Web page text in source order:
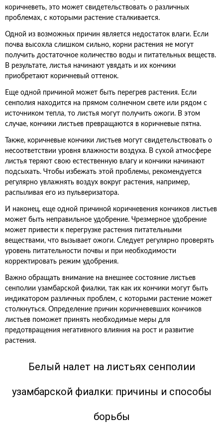
коричневеть, это может свидетельствовать о различных
проблемах, с которыми растение сталкивается.
Одной из возможных причин является недостаток влаги. Если
почва высохла слишком сильно, корни растения не могут
получить достаточное количество воды и питательных веществ.
В результате, листья начинают увядать и их кончики
приобретают коричневый оттенок.
Еще одной причиной может быть перегрев растения. Если
сенполия находится на прямом солнечном свете или рядом с
источником тепла, то листья могут получить ожоги. В этом
случае, кончики листьев превращаются в коричневые пятна.
Также, коричневые кончики листьев могут свидетельствовать о
несоответствии уровня влажности воздуха. В сухой атмосфере
листья теряют свою естественную влагу и кончики начинают
подсыхать. Чтобы избежать этой проблемы, рекомендуется
регулярно увлажнять воздух вокруг растения, например,
распыливая его из пульверизатора.
И наконец, еще одной причиной коричневения кончиков листьев
может быть неправильное удобрение. Чрезмерное удобрение
может привести к перегрузке растения питательными
веществами, что вызывает ожоги. Следует регулярно проверять
уровень питательности почвы и при необходимости
корректировать режим удобрения.
Важно обращать внимание на внешнее состояние листьев
сенполии узамбарской фиалки, так как их кончики могут быть
индикатором различных проблем, с которыми растение может
столкнуться. Определение причин коричневевших кончиков
листьев поможет принять необходимые меры для
предотвращения негативного влияния на рост и развитие
растения.
Белый налет на листьях сенполии
узамбарской фиалки: причины и способы
борьбы